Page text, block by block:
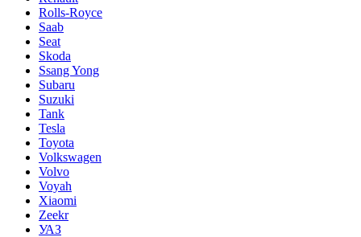
Rolls-Royce
Saab
Seat
Skoda
Ssang Yong
Subaru
Suzuki
Tank
Tesla
Toyota
Volkswagen
Volvo
Voyah
Xiaomi
Zeekr
УАЗ